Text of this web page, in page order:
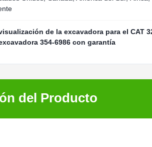
de la excavadora para el CAT
354-6986 con garantía
del Producto